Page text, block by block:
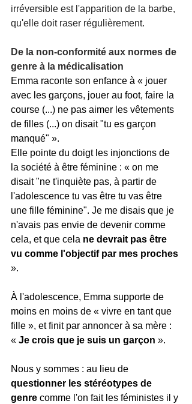
irréversible est l'apparition de la barbe,
qu'elle doit raser régulièrement.
De la non-conformité aux normes de
genre à la médicalisation
Emma raconte son enfance à « jouer
avec les garçons, jouer au foot, faire la
course (...) ne pas aimer les vêtements
de filles (...) on disait "tu es garçon
manqué" ».
Elle pointe du doigt les injonctions de
la société à être féminine : « on me
disait "ne t'inquiète pas, à partir de
l'adolescence tu vas être tu vas être
une fille féminine". Je me disais que je
n'avais pas envie de devenir comme
cela, et que cela ne devrait pas être
vu comme l'objectif par mes proches
».
À l'adolescence, Emma supporte de
moins en moins de « vivre en tant que
fille », et finit par annoncer à sa mère :
« Je crois que je suis un garçon ».
Nous y sommes : au lieu de
questionner les stéréotypes de
genre comme l'on fait les féministes il y